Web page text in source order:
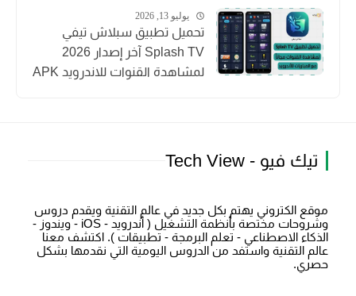
يوليو 13, 2026
تحميل تطبيق سبلاش تيفي
Splash TV آخر إصدار 2026
لمشاهدة القنوات للاندرويد APK
تيك فيو - Tech View
موقع الكتروني يهتم بكل جديد في عالم التقنية ويقدم دروس
وشروحات مختصة بأنظمة التشغيل ( أندرويد - iOS - ويندوز -
الذكاء الاصطناعي - تعلم البرمجة - تطبيقات ). اكتشف معنا
عالم التقنية واستفد من الدروس اليومية التي نقدمها بشكل
حصري.